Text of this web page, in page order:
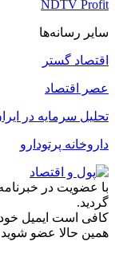
NDTV Profit
سایر رسانه‌ها
اقتصاد گستر
عصر اقتصاد
تحلیل سرمایه در
داروخانه پرتودارو
با عضویت در
گردید.
کافی است ایمیل
همین حالا عضو